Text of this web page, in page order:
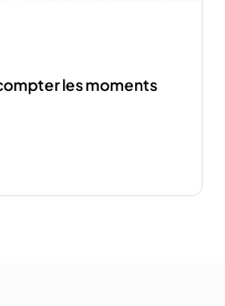
les moments